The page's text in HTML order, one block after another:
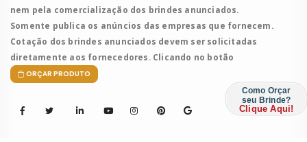
nem pela comercialização dos brindes anunciados.
Somente publica os anúncios das empresas que fornecem.
Cotação dos brindes anunciados devem ser solicitadas
diretamente aos fornecedores. Clicando no botão
ORÇAR PRODUTO
Como Orçar
seu Brinde?
Clique Aqui!